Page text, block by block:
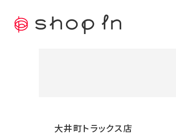
大井町トラックス店